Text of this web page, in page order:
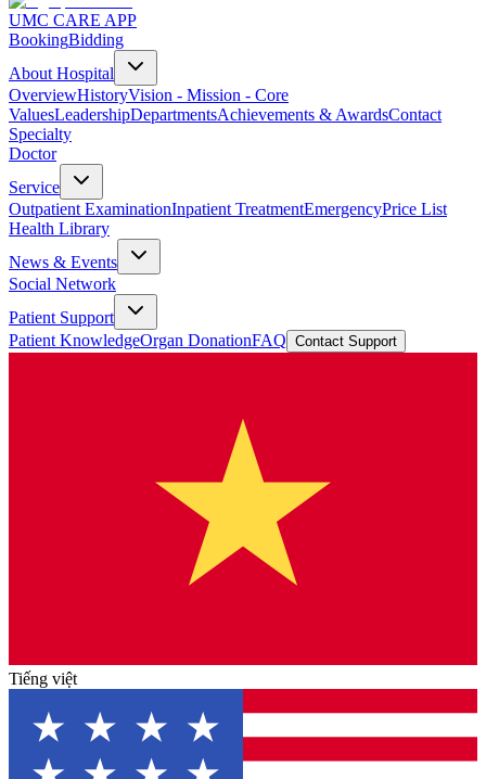
UMC CARE APP
BookingBidding
About Hospital
OverviewHistoryVision - Mission - Core
ValuesLeadershipDepartmentsAchievements & AwardsContact
Specialty
Doctor
Service
Outpatient ExaminationInpatient TreatmentEmergencyPrice List
Health Library
News & Events
Social Network
Patient Support
Patient KnowledgeOrgan DonationFAQ Contact Support
Tiếng việt